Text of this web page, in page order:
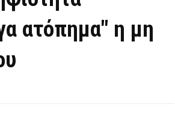
ατόπημα" η μη